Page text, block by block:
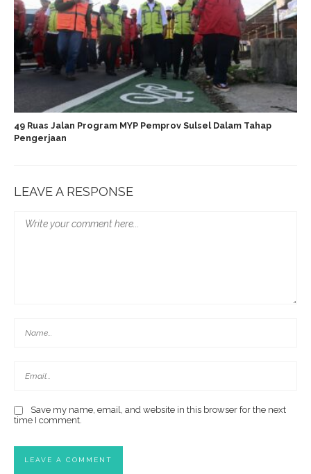
49 Ruas Jalan Program MYP Pemprov Sulsel Dalam Tahap
Pengerjaan
LEAVE A RESPONSE
Save my name, email, and website in this browser for the next
time I comment.